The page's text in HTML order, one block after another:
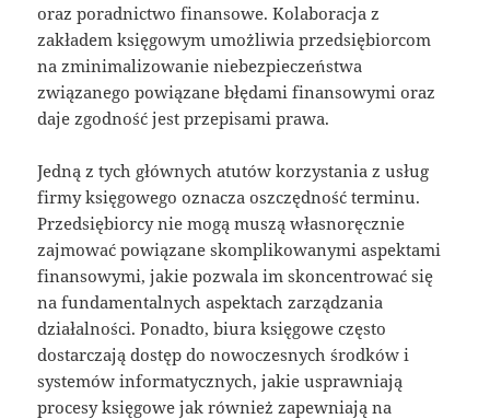
oraz poradnictwo finansowe. Kolaboracja z
zakładem księgowym umożliwia przedsiębiorcom
na zminimalizowanie niebezpieczeństwa
związanego powiązane błędami finansowymi oraz
daje zgodność jest przepisami prawa.
Jedną z tych głównych atutów korzystania z usług
firmy księgowego oznacza oszczędność terminu.
Przedsiębiorcy nie mogą muszą własnoręcznie
zajmować powiązane skomplikowanymi aspektami
finansowymi, jakie pozwala im skoncentrować się
na fundamentalnych aspektach zarządzania
działalności. Ponadto, biura księgowe często
dostarczają dostęp do nowoczesnych środków i
systemów informatycznych, jakie usprawniają
procesy księgowe jak również zapewniają na